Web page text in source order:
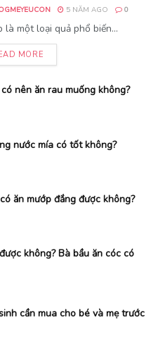
5 NĂM AGO 0
là một loại quả phổ biến...
MORE
nên ăn rau muống không?
nước mía có tốt không?
ăn mướp đắng được không?
không? Bà bầu ăn cóc có
cần mua cho bé và mẹ trước